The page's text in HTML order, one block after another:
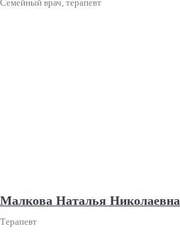
Семейный врач, терапевт
Малкова Наталья Николаевна
Терапевт